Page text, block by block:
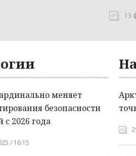
13
меняет
безопасности
с 2026 года
/ 16:15